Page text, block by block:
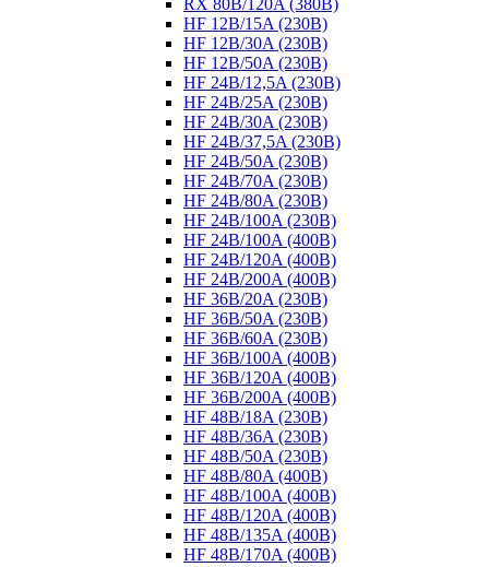
HF 12B/15A (230B)
HF 12B/30A (230B)
HF 12B/50A (230B)
HF 24B/12,5A (230B)
HF 24B/25A (230B)
HF 24B/30A (230B)
HF 24B/37,5A (230B)
HF 24B/50A (230B)
HF 24B/70A (230B)
HF 24B/80A (230B)
HF 24B/100A (230B)
HF 24B/100A (400B)
HF 24B/120A (400B)
HF 24B/200A (400B)
HF 36B/20A (230B)
HF 36B/50A (230B)
HF 36B/60A (230B)
HF 36B/100A (400B)
HF 36B/120A (400B)
HF 36B/200A (400B)
HF 48B/18A (230B)
HF 48B/36A (230B)
HF 48B/50A (230B)
HF 48B/80A (400B)
HF 48B/100A (400B)
HF 48B/120A (400B)
HF 48B/135A (400B)
HF 48B/170A (400B)